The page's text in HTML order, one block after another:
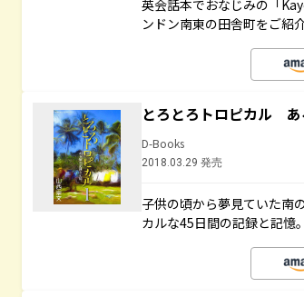
英会話本でおなじみの「
ンドン南東の田舎町をご紹
とろとろトロピカル
D-Books
2018.03.29 発売
子供の頃から夢見ていた南
カルな45日間の記録と記憶。